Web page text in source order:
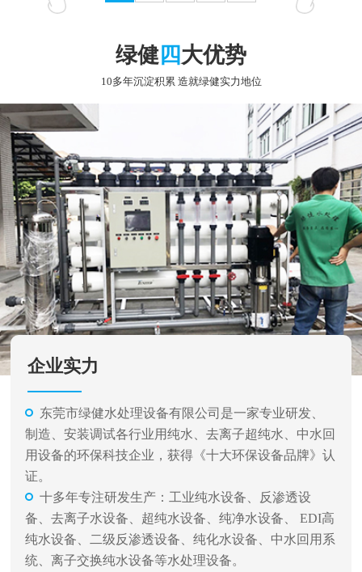
绿健 四大优势
10多年沉淀积累 造就绿健实力地位
企业实力
东莞市绿健水处理设备有限公司是一家专业研发、
制造、安装调试各行业用纯水、去离子超纯水、中水回
用设备的环保科技企业，获得《十大环保设备品牌》认
证。
十多年专注研发生产：工业纯水设备、反渗透设
备、去离子水设备、超纯水设备、纯净水设备、 EDI高
纯水设备、二级反渗透设备、纯化水设备、中水回用系
统、离子交换纯水设备等水处理设备。